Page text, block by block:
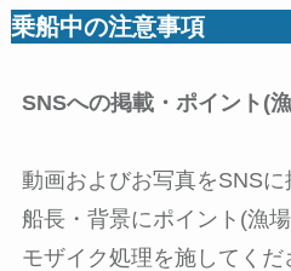
乗船中の注意事項
SNSへの掲載・ポイント(
動画およびお写真をSNS
船長・背景にポイント(漁
モザイク処理を施してく